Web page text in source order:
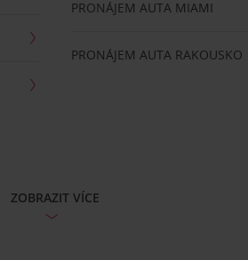
PRONÁJEM AUTA MIAMI
PRONÁJEM AUTA RAKOUSKO
ZOBRAZIT VÍCE